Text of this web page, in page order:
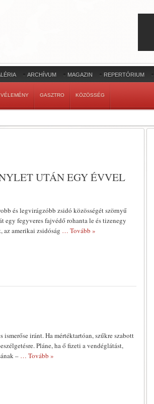
ARCHÍVUM MAGAZIN REPERTÓRIUM
VÉLEMÉNY GASZTRO KÖZÖSSÉG
UTÁN EGY ÉVVEL
és legvirágzóbb zsidó közösségét szörnyű
egy fegyveres fajvédő rohanta le és tizenegy
amerikai zsidóság … Tovább »
iránt. Ha mértéktartóan, szűkre szabott
Pláne, ha ő fizeti a vendéglátást,
– … Tovább »